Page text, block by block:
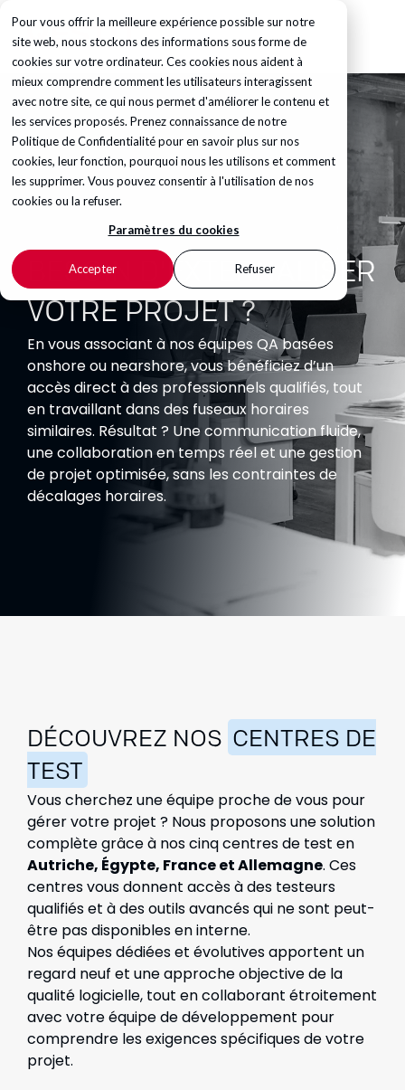
Pour vous offrir la meilleure expérience possible sur notre
site web, nous stockons des informations sous forme de
cookies sur votre ordinateur. Ces cookies nous aident à
mieux comprendre comment les utilisateurs interagissent
avec notre site, ce qui nous permet d'améliorer le contenu et
les services proposés. Prenez connaissance de notre
Politique de Confidentialitépour en savoir plus sur nos
cookies, leur fonction, pourquoi nous les utilisons et comment
les supprimer. Vous pouvez consentir à l'utilisation de nos
cookies ou la refuser.
Paramètres du cookies
Accepter Refuser
BESOIN D'EXTERNALISER
VOTRE PROJET ?
En vous associant à nos équipes QA basées
onshore ou nearshore, vous bénéficiez d’un
accès direct à des professionnels qualifiés, tout
en travaillant dans des fuseaux horaires
similaires. Résultat ? Une communication fluide,
une collaboration en temps réel et une gestion
de projet optimisée, sans les contraintes de
décalages horaires.
DÉCOUVREZ NOS CENTRES DE
TEST
Vous cherchez une équipe proche de vous pour
gérer votre projet ? Nous proposons une solution
complète grâce à nos cinq centres de test en
Autriche, Égypte, France et Allemagne. Ces
centres vous donnent accès à des testeurs
qualifiés et à des outils avancés qui ne sont peut-
être pas disponibles en interne.
Nos équipes dédiées et évolutives apportent un
regard neuf et une approche objective de la
qualité logicielle, tout en collaborant étroitement
avec votre équipe de développement pour
comprendre les exigences spécifiques de votre
projet.